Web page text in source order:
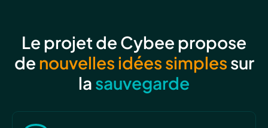
Le projet de Cybee propose
de nouvelles idées simples sur
la sauvegarde